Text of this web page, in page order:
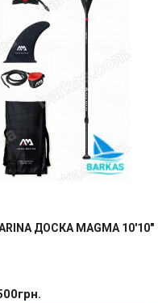
ДОСКА MAGMA 10'10"